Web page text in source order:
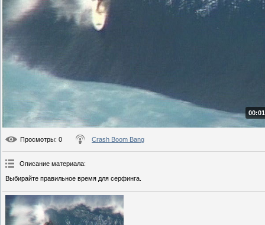
Просмотры: 0 Crash Boom Bang
Описание материала:
Выбирайте правильное время для серфинга.